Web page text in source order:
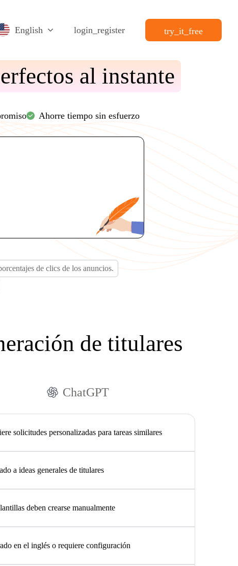
English login_register try_it_free
al instante
Ahorre tiempo sin esfuerzo
de clics de los anuncios.
de titulares
ChatGPT
solicitudes personalizadas para tareas similares
a ideas generales de titulares
deben crearse manualmente
en el inglés o requiere configuración